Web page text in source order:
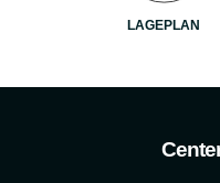
LAGEPLAN